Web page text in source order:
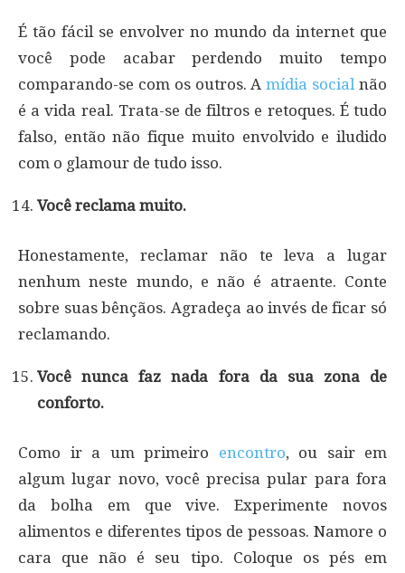
É tão fácil se envolver no mundo da internet que
você pode acabar perdendo muito tempo
comparando-se com os outros. Amídia social não
é a vida real. Trata-se de filtros e retoques. É tudo
falso, então não fique muito envolvido e iludido
com o glamour de tudo isso.
Você reclama muito.
Honestamente, reclamar não te leva a lugar
nenhum neste mundo, e não é atraente. Conte
sobre suas bênçãos. Agradeça ao invés de ficar só
reclamando.
Você nunca faz nada fora da sua zona de
conforto.
Como ir a um primeiro encontro, ou sair em
algum lugar novo, você precisa pular para fora
da bolha em que vive. Experimente novos
alimentos e diferentes tipos de pessoas. Namore o
cara que não é seu tipo. Coloque os pés em